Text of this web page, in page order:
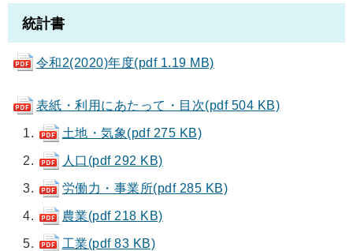
統計書
令和2(2020)年度(pdf 1.19 MB)
表紙・利用にあたって・目次(pdf 504 KB)
土地・気象(pdf 275 KB)
人口(pdf 292 KB)
労働力・事業所(pdf 285 KB)
農業(pdf 218 KB)
工業(pdf 83 KB)